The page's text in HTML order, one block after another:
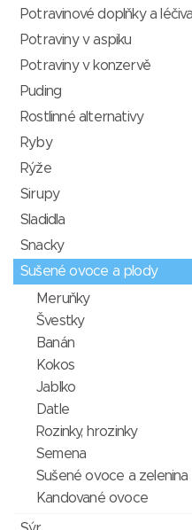
Potravinové doplňky a léčiva
Potraviny v aspiku
Potraviny v konzervě
Puding
Rostlinné alternativy
Ryby
Rýže
Sirupy
Sladidla
Snacky
Sušené ovoce a plody
Meruňky
Švestky
Banán
Kokos
Jablko
Datle
Rozinky, hrozinky
Semena
Sušené ovoce a zelenina
Kandované ovoce